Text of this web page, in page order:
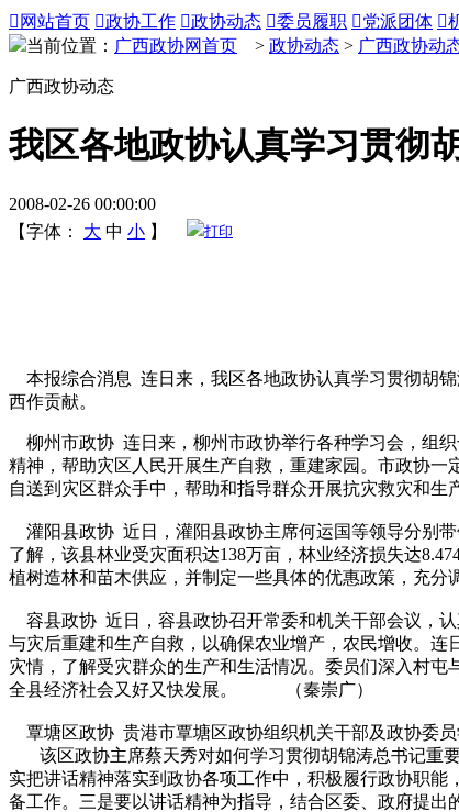
 网站首页 政协工作 政协动态 委员履职 党派团体 
当前位置： 广西政协网首页 > 政协动态 > 广西政协动
广西政协动态
我区各地政协认真学习贯彻
2008-02-26 00:00:00
【字体：
大 中 小 】 打印
本报综合消息 连日来，我区各地政协认真学习贯彻胡
西作贡献。
柳州市政协 连日来，柳州市政协举行各种学习会，组
精神，帮助灾区人民开展生产自救，重建家园。市政协
自送到灾区群众手中，帮助和指导群众开展抗灾救灾
灌阳县政协 近日，灌阳县政协主席何运国等领导分别
了解，该县林业受灾面积达138万亩，林业经济损失达
植树造林和苗木供应，并制定一些具体的优惠政策，
容县政协 近日，容县政协召开常委和机关干部会议，
与灾后重建和生产自救，以确保农业增产，农民增收。
灾情，了解受灾群众的生产和生活情况。委员们深入村
全县经济社会又好又快发展。 （秦崇广）
覃塘区政协 贵港市覃塘区政协组织机关干部及政协委
该区政协主席蔡天秀对如何学习贯彻胡锦涛总书记重
实把讲话精神落实到政协各项工作中，积极履行政协职
备工作。三是要以讲话精神为指导，结合区委、政府提